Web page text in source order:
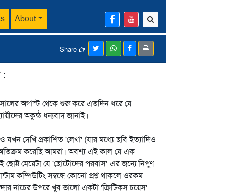
About
Share
অগাস্ট থেকে শুরু করে এতদিন ধরে যে
অকুন্ঠ ধন্যবাদ জানাই।
দেখি প্রকাশিত 'লেখা' (যার মধ্যে ছবি ইত্যাদিও
অতিক্রম করেছি আমরা। অবশ্য এই কাল যে এক
ছোট্ট মেয়েটা যে 'ছোটোদের পরবাস'-এর জন্যে নিপুণ
কম্পিউটিং সম্বন্ধে কোনো প্রশ্ন থাকলে ওরকম
নাচের উপরে খুব ভালো একটা 'ক্রিটিকস চয়েস'